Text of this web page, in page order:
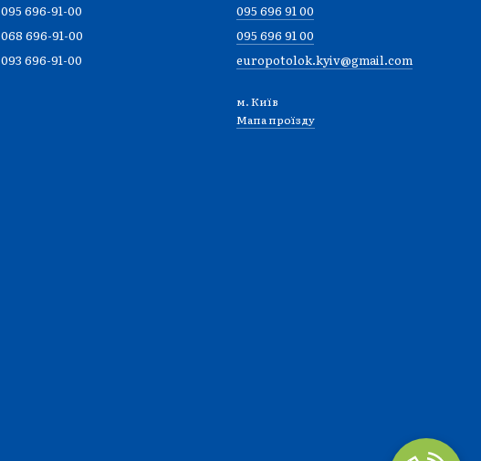
095 696-91-00
068 696-91-00
093 696-91-00
095 696 91 00
095 696 91 00
europotolok.kyiv@gmail.com
м. Київ
Мапа проїзду